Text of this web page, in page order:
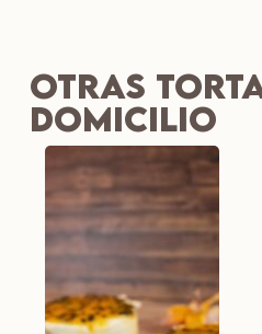
Otras
Domicilio